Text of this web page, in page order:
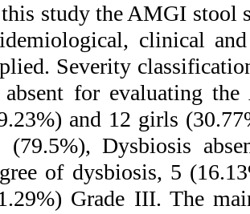
study the AMGI stool
clinical
Severity
for evaluating
and 12 girls
(79.5%), Dysbiosis
of dysbiosis, 5
Grade III. The